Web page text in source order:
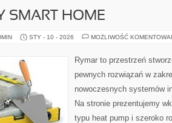
SMART HOME
STY - 10 - 2026 MOŻLIWOŚĆ
Rymar to przestrzeń
pewnych rozwiązań w
nowoczesnych systemów
Na stronie prezentujemy
typu heat pump i szeroko